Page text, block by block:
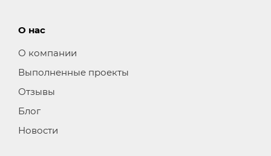
О нас
О компании
Выполненные проекты
Отзывы
Блог
Новости